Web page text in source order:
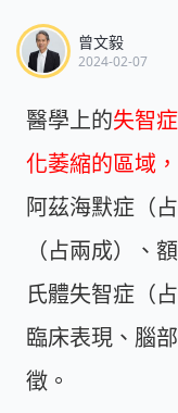
曾文毅
2024-02-07
醫學上的失智
化萎縮的區域
阿茲海默症（
（占兩成）、
氏體失智症（
臨床表現、腦
徵。